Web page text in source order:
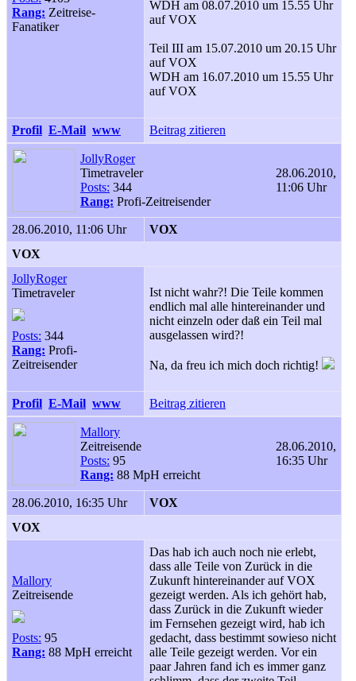
Rang: Zeitreise-
Fanatiker
WDH am 08.07.2010 um 15.55 Uhr
auf VOX
Teil III am 15.07.2010 um 20.15 Uhr
auf VOX
WDH am 16.07.2010 um 15.55 Uhr
auf VOX
Profil E-Mail www Beitrag zitieren
JollyRoger
Timetraveler
Posts: 344
Rang: Profi-Zeitreisender
28.06.2010,
11:06 Uhr
28.06.2010, 11:06 Uhr
VOX
VOX
JollyRoger
Timetraveler
Posts: 344
Rang: Profi-
Zeitreisender
Ist nicht wahr?! Die Teile kommen
endlich mal alle hintereinander und
nicht einzeln oder daß ein Teil mal
ausgelassen wird?!
Na, da freu ich mich doch richtig!
Profil E-Mail www Beitrag zitieren
Mallory
Zeitreisende
Posts: 95
Rang: 88 MpH erreicht
28.06.2010,
16:35 Uhr
28.06.2010, 16:35 Uhr
VOX
VOX
Mallory
Zeitreisende
Posts: 95
Rang: 88 MpH erreicht
Das hab ich auch noch nie erlebt,
dass alle Teile von Zurück in die
Zukunft hintereinander auf VOX
gezeigt werden. Als ich gehört hab,
dass Zurück in die Zukunft wieder
im Fernsehen gezeigt wird, hab ich
gedacht, dass bestimmt sowieso nicht
alle Teile gezeigt werden. Vor ein
paar Jahren fand ich es immer ganz